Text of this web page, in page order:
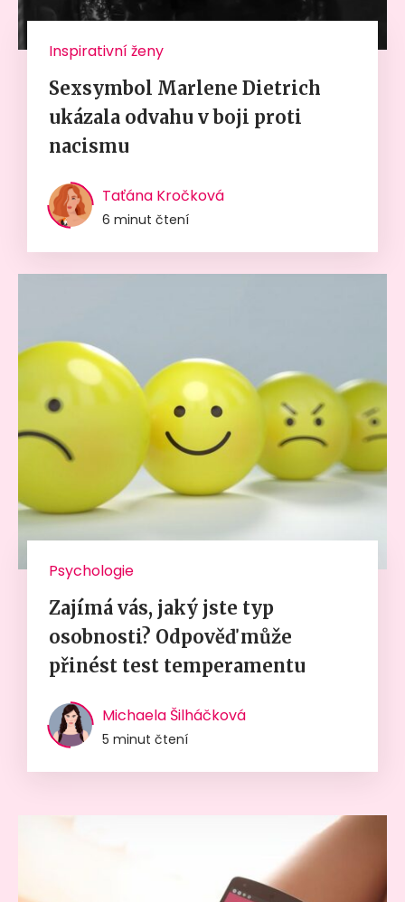
Inspirativní ženy
Sexsymbol Marlene Dietrich
ukázala odvahu v boji proti
nacismu
Taťána Kročková
6 minut čtení
Psychologie
Zajímá vás, jaký jste typ
osobnosti? Odpověď může
přinést test temperamentu
Michaela Šilháčková
5 minut čtení